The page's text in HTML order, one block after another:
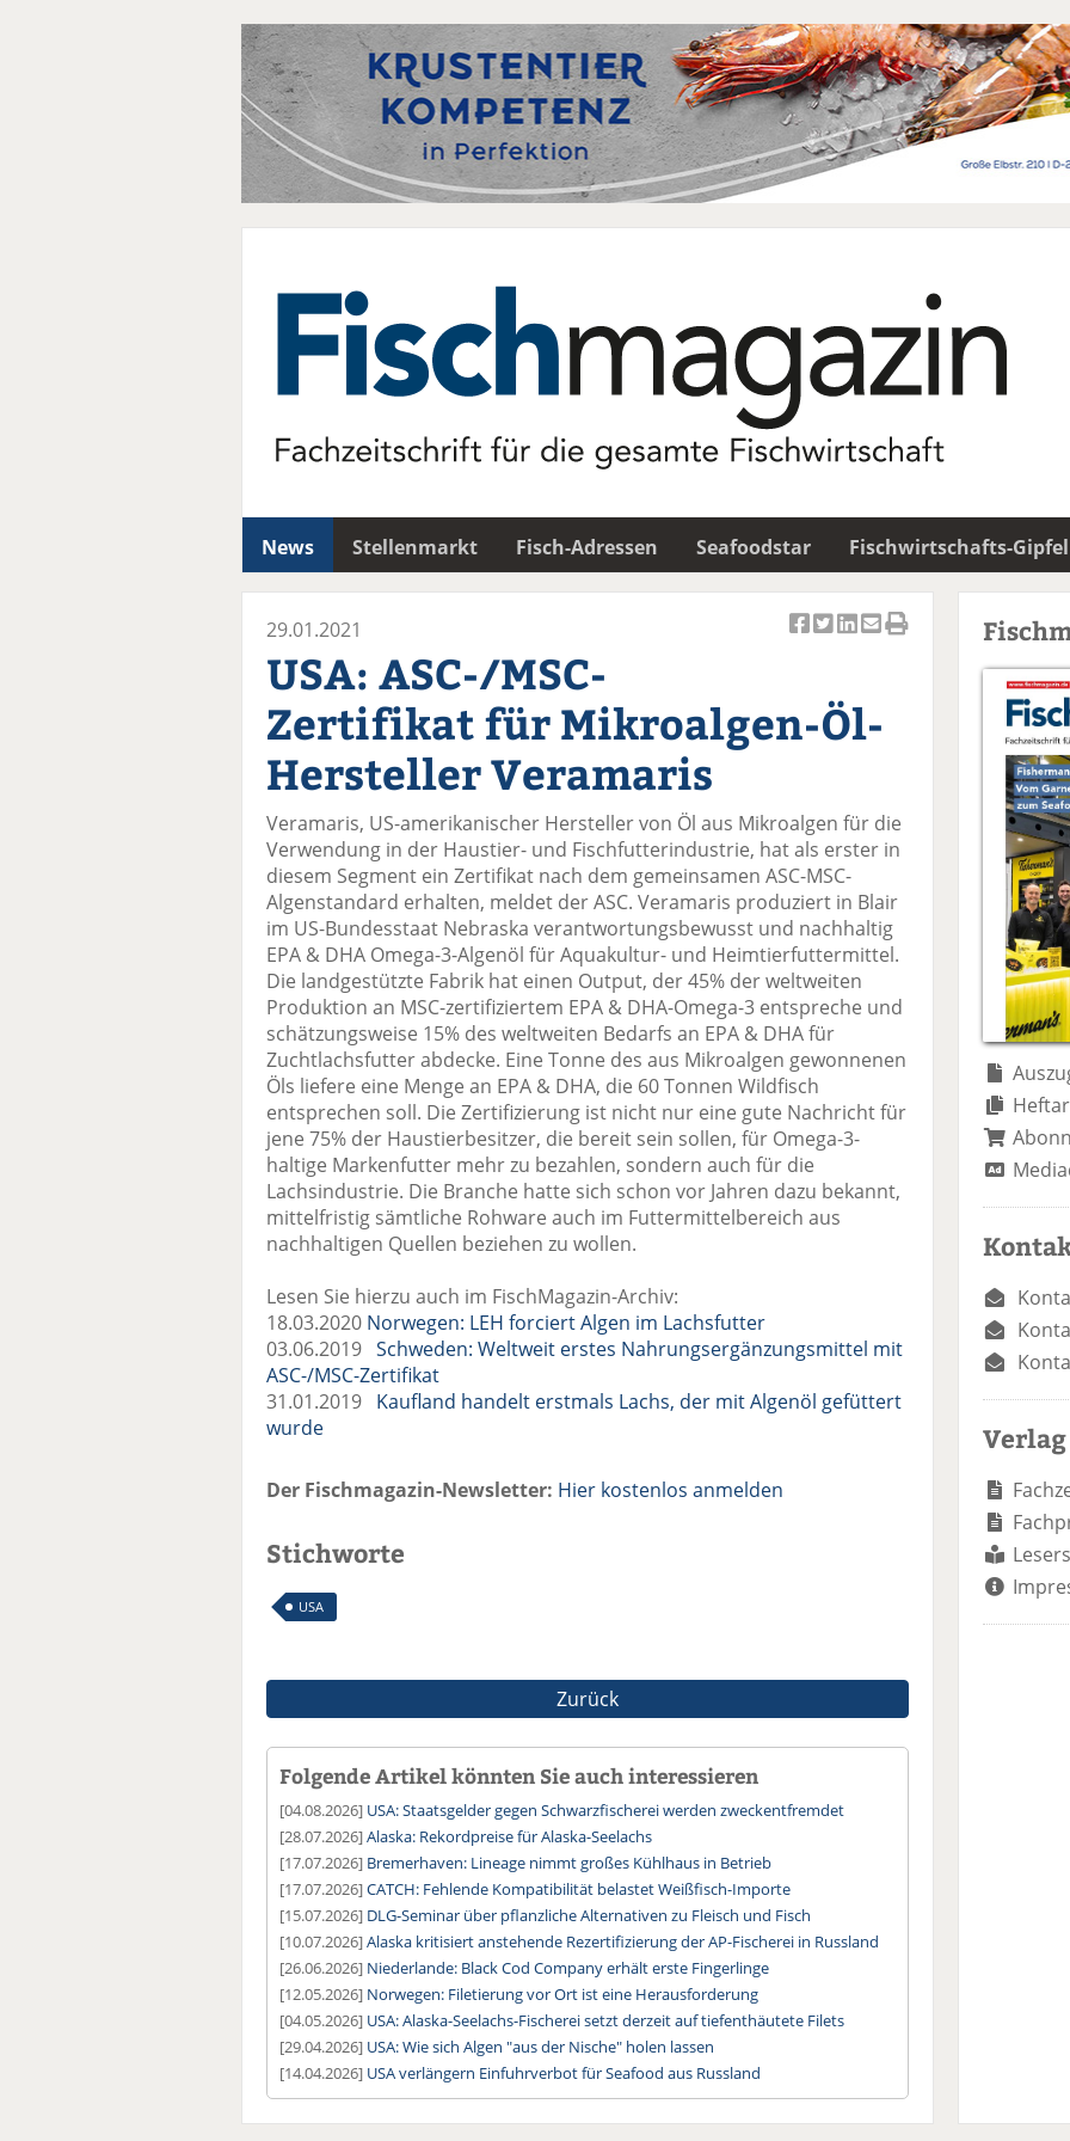
News Stellenmarkt Fisch-Adressen Seafoodstar Fischwirtschafts-Gipfel
el
ac
e
b
o
o
k
te
il
e
n
el
er
n
k
el
Li
n
k
e
di
n
te
il
e
k
el
m
ai
v
er
se
d
n
e
n
29.01.2021
USA: ASC-/MSC-
Zertifikat für Mikroalgen-Öl-
Hersteller Veramaris
Veramaris, US-amerikanischer Hersteller von Öl aus Mikroalgen für die
Verwendung in der Haustier- und Fischfutterindustrie, hat als erster in
diesem Segment ein Zertifikat nach dem gemeinsamen ASC-MSC-
Algenstandard erhalten, meldet der ASC. Veramaris produziert in Blair
im US-Bundesstaat Nebraska verantwortungsbewusst und nachhaltig
EPA & DHA Omega-3-Algenöl für Aquakultur- und Heimtierfuttermittel.
Die landgestützte Fabrik hat einen Output, der 45% der weltweiten
Produktion an MSC-zertifiziertem EPA & DHA-Omega-3 entspreche und
schätzungsweise 15% des weltweiten Bedarfs an EPA & DHA für
Zuchtlachsfutter abdecke. Eine Tonne des aus Mikroalgen gewonnenen
Öls liefere eine Menge an EPA & DHA, die 60 Tonnen Wildfisch
entsprechen soll. Die Zertifizierung ist nicht nur eine gute Nachricht für
jene 75% der Haustierbesitzer, die bereit sein sollen, für Omega-3-
haltige Markenfutter mehr zu bezahlen, sondern auch für die
Lachsindustrie. Die Branche hatte sich schon vor Jahren dazu bekannt,
mittelfristig sämtliche Rohware auch im Futtermittelbereich aus
nachhaltigen Quellen beziehen zu wollen.
Lesen Sie hierzu auch im FischMagazin-Archiv:
18.03.2020 Norwegen: LEH forciert Algen im Lachsfutter
03.06.2019 Schweden: Weltweit erstes Nahrungsergänzungsmittel mit
ASC-/MSC-Zertifikat
31.01.2019 Kaufland handelt erstmals Lachs, der mit Algenöl gefüttert
wurde
Der Fischmagazin-Newsletter: Hier kostenlos anmelden
Stichworte
USA
Zurück
Folgende Artikel könnten Sie auch interessieren
[04.08.2026] USA: Staatsgelder gegen Schwarzfischerei werden zweckentfremdet
[28.07.2026]Alaska: Rekordpreise für Alaska-Seelachs
[17.07.2026] Bremerhaven: Lineage nimmt großes Kühlhaus in Betrieb
[17.07.2026]CATCH: Fehlende Kompatibilität belastet Weißfisch-Importe
[15.07.2026] DLG-Seminar über pflanzliche Alternativen zu Fleisch und Fisch
[10.07.2026]Alaska kritisiert anstehende Rezertifizierung der AP-Fischerei in Russland
[26.06.2026] Niederlande: Black Cod Company erhält erste Fingerlinge
[12.05.2026] Norwegen: Filetierung vor Ort ist eine Herausforderung
[04.05.2026] USA: Alaska-Seelachs-Fischerei setzt derzeit auf tiefenthäutete Filets
[29.04.2026] USA: Wie sich Algen "aus der Nische" holen lassen
[14.04.2026] USA verlängern Einfuhrverbot für Seafood aus Russland
Verlag